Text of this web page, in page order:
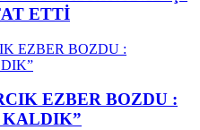
ETTİ
EZBER BOZDU :
KALDIK”